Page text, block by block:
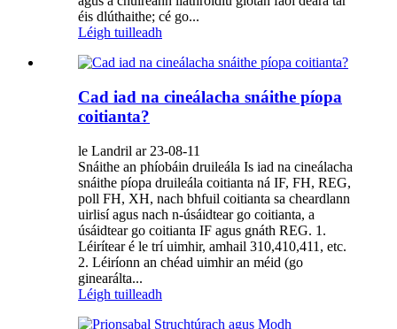
éis dlúthaithe; cé go...
Léigh tuilleadh
Cad iad na cineálacha snáithe píopa
coitianta?
le Landril ar 23-08-11
Snáithe an phíobáin druileála Is iad na cineálacha
snáithe píopa druileála coitianta ná IF, FH, REG,
poll FH, XH, nach bhfuil coitianta sa cheardlann
uirlisí agus nach n-úsáidtear go coitianta, a
úsáidtear go coitianta IF agus gnáth REG. 1.
Léirítear é le trí uimhir, amhail 310,410,411, etc.
2. Léiríonn an chéad uimhir an méid (go
ginearálta...
Léigh tuilleadh